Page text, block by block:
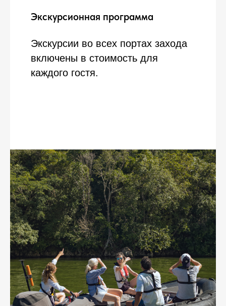
Экскурсионная программа
Экскурсии во всех портах захода
включены в стоимость для
каждого гостя.